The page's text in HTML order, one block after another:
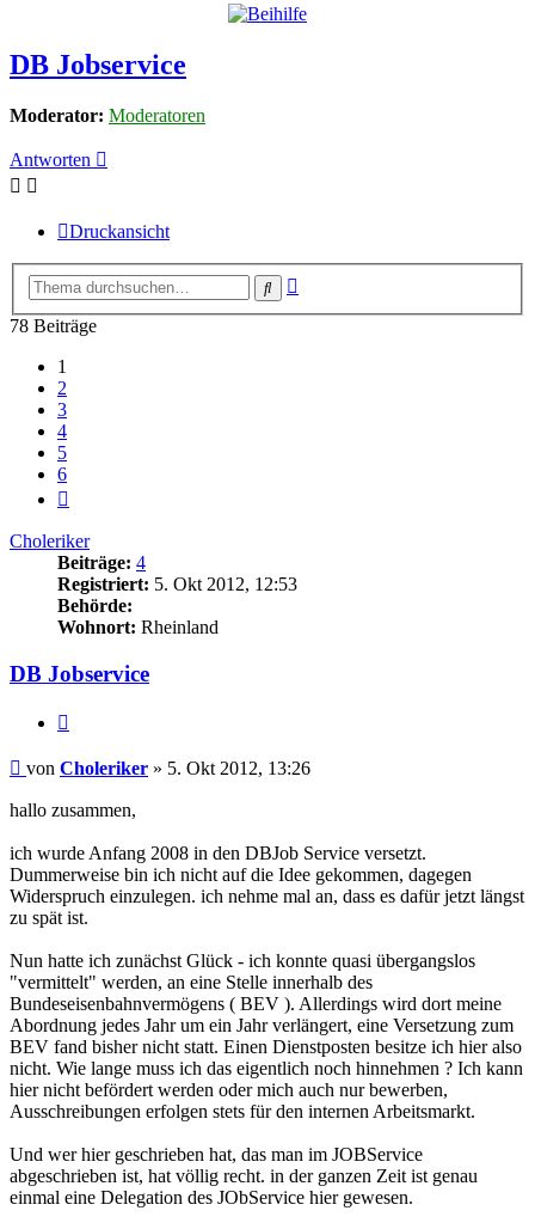
DB Jobservice
Moderator: Moderatoren
Antworten
Druckansicht
Suche
78 Beiträge
1
2
3
4
5
6
Choleriker
Beiträge: 4
Registriert: 5. Okt 2012, 12:53
Behörde:
Wohnort: Rheinland
DB Jobservice
Beitrag
von Choleriker » 5. Okt 2012, 13:26
hallo zusammen,
ich wurde Anfang 2008 in den DBJob Service versetzt.
Dummerweise bin ich nicht auf die Idee gekommen, dagegen
Widerspruch einzulegen. ich nehme mal an, dass es dafür jetzt längst
zu spät ist.
Nun hatte ich zunächst Glück - ich konnte quasi übergangslos
"vermittelt" werden, an eine Stelle innerhalb des
Bundeseisenbahnvermögens ( BEV ). Allerdings wird dort meine
Abordnung jedes Jahr um ein Jahr verlängert, eine Versetzung zum
BEV fand bisher nicht statt. Einen Dienstposten besitze ich hier also
nicht. Wie lange muss ich das eigentlich noch hinnehmen ? Ich kann
hier nicht befördert werden oder mich auch nur bewerben,
Ausschreibungen erfolgen stets für den internen Arbeitsmarkt.
Und wer hier geschrieben hat, das man im JOBService
abgeschrieben ist, hat völlig recht. in der ganzen Zeit ist genau
einmal eine Delegation des JObService hier gewesen.